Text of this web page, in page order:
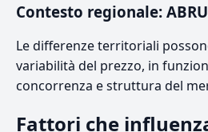
Contesto regionale:
Le differenze territoriali
variabilità del prezzo, in
concorrenza e struttura del
Fattori che